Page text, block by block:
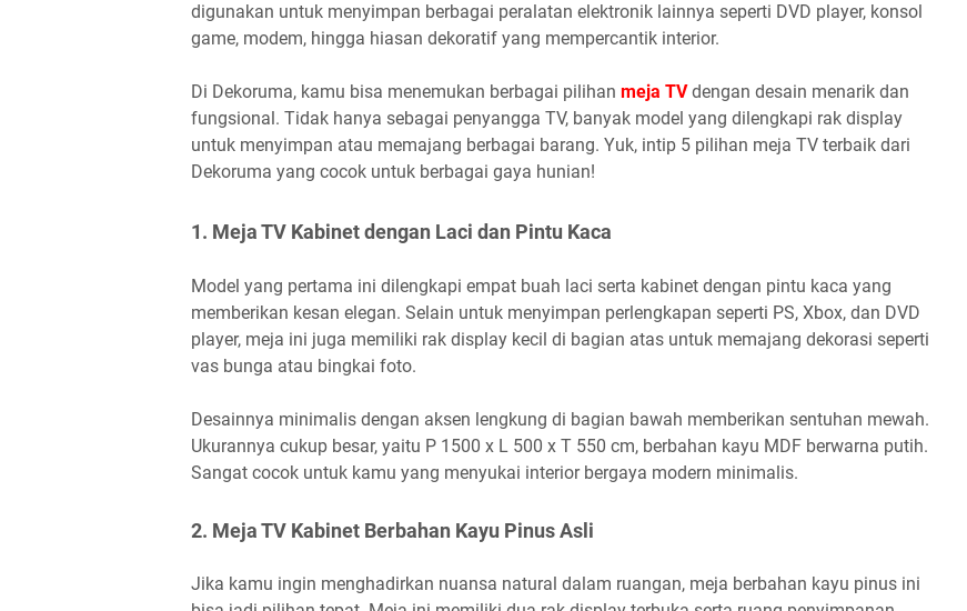
digunakan untuk menyimpan berbagai peralatan elektronik lainnya seperti DVD player, konsol
game, modem, hingga hiasan dekoratif yang mempercantik interior.
Di Dekoruma, kamu bisa menemukan berbagai pilihan meja TVdengan desain menarik dan
fungsional. Tidak hanya sebagai penyangga TV, banyak model yang dilengkapi rak display
untuk menyimpan atau memajang berbagai barang. Yuk, intip 5 pilihan meja TV terbaik dari
Dekoruma yang cocok untuk berbagai gaya hunian!
1. Meja TV Kabinet dengan Laci dan Pintu Kaca
Model yang pertama ini dilengkapi empat buah laci serta kabinet dengan pintu kaca yang
memberikan kesan elegan. Selain untuk menyimpan perlengkapan seperti PS, Xbox, dan DVD
player, meja ini juga memiliki rak display kecil di bagian atas untuk memajang dekorasi seperti
vas bunga atau bingkai foto.
Desainnya minimalis dengan aksen lengkung di bagian bawah memberikan sentuhan mewah.
Ukurannya cukup besar, yaitu P 1500 x L 500 x T 550 cm, berbahan kayu MDF berwarna putih.
Sangat cocok untuk kamu yang menyukai interior bergaya modern minimalis.
2. Meja TV Kabinet Berbahan Kayu Pinus Asli
Jika kamu ingin menghadirkan nuansa natural dalam ruangan, meja berbahan kayu pinus ini